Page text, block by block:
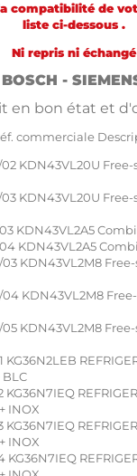
compatibilité de
liste ci-dessous .
Ni repris ni échangé
BOSCH -
en bon état et
commerciale
KDN43VL20U
KDN43VL20U
KDN43VL2A5
KDN43VL2A5
03 KDN43VL2M8
04 KDN43VL2M8
05 KDN43VL2M8
KG36N2LEB
BLC
KG36N7IEQ
INOX
KG36N7IEQ
INOX
KG36N7IEQ